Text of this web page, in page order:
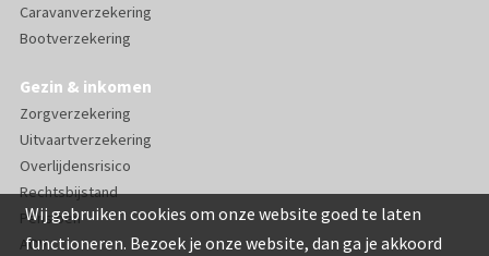
Wij gebruiken cookies om onze website goed te laten
functioneren. Bezoek je onze website, dan ga je akkoord
Caravanverzekering
Bootverzekering
Gezin & inkomen
Zorgverzekering
Uitvaartverzekering
Overlijdensrisico
Rechtsbijstand
Pensioen
AOV